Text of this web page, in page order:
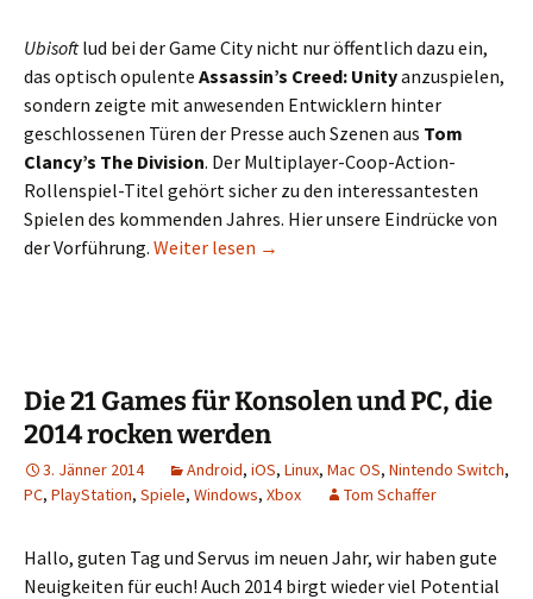
Ubisoftlud bei der Game City nicht nur öffentlich dazu ein,
das optisch opulente Assassin’s Creed: Unityanzuspielen,
sondern zeigte mit anwesenden Entwicklern hinter
geschlossenen Türen der Presse auch Szenen aus Tom
Clancy’s The Division. Der Multiplayer-Coop-Action-
Rollenspiel-Titel gehört sicher zu den interessantesten
Spielen des kommenden Jahres. Hier unsere Eindrücke von
der Vorführung. Weiter lesen Angeschaut: Tom Clancy’s The
→
Die 21 Games für Konsolen und PC, die
2014 rocken werden
3. Jänner 2014 Android, iOS, Linux, Mac OS, Nintendo Switch,
PC, PlayStation, Spiele, Windows, Xbox Tom Schaffer
Hallo, guten Tag und Servus im neuen Jahr, wir haben gute
Neuigkeiten für euch! Auch 2014 birgt wieder viel Potential